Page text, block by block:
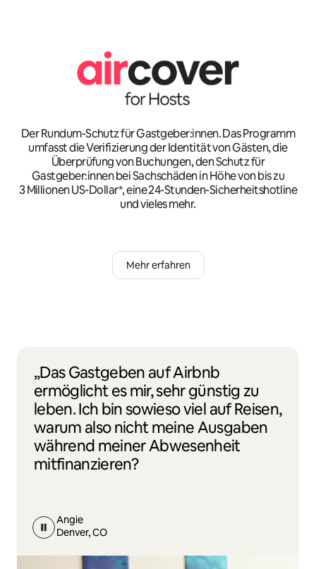
Der Rundum-Schutz für Gastgeber:innen. Das Programm
umfasst die Verifizierung der Identität von Gästen, die
Überprüfung von Buchungen, den Schutz für
Gastgeber:innen bei Sachschäden in Höhe von bis zu
3 Millionen US-Dollar*, eine 24-Stunden-Sicherheitshotline
und vieles mehr.
Mehr erfahren
„Das Gastgeben auf Airbnb
ermöglicht es mir, sehr günstig zu
leben. Ich bin sowieso viel auf Reisen,
warum also nicht meine Ausgaben
während meiner Abwesenheit
mitfinanzieren?
Angie
Denver, CO